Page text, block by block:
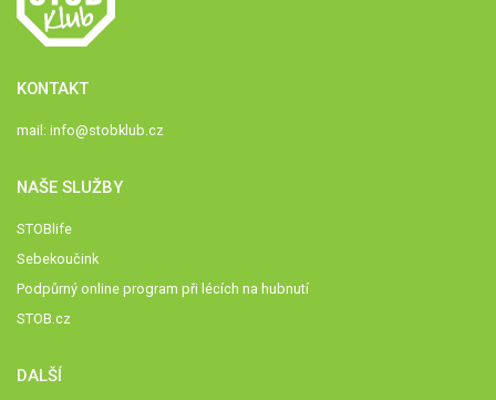
KONTAKT
mail: info@stobklub.cz
NAŠE SLUŽBY
STOBlife
Sebekoučink
Podpůrný online program při lécích na hubnutí
STOB.cz
DALŠÍ